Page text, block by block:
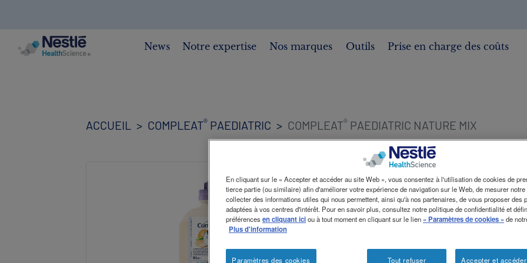
News Notre expertise Nos marques Outils Prise en charge des coûts
ACCUEIL COMPLEAT® PAEDIATRIC COMPLEAT® PAEDIATRIC NATURE MIX
COMPLEAT
En cliquant sur le « Accepter et accéder au site Web », vous consentez à l'utilisation de cookies de
tierce partie (ou similaire) afin d'améliorer votre expérience de navigation sur le Web, de mesurer notre
collecter des informations utiles qui nous permettent, ainsi qu'à nos partenaires, de vous proposer des
adaptées à vos centres d'intérêt. Pour en savoir plus, consultez notre politique de confidentialité et
préférencesen cliquant iciou à tout moment en cliquant sur le lien « Paramètres de cookies »de
Plus d'information
Paramètres des cookies Tout refuser Accepter et